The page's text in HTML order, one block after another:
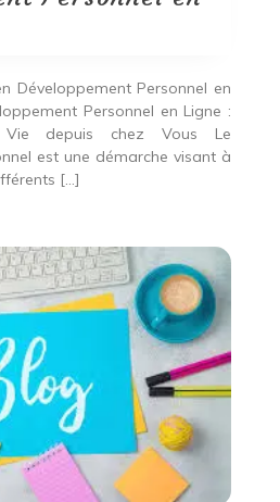
Développement Personnel en
Personnel en Ligne :
Vie depuis chez Vous Le
est une démarche visant à
[…]